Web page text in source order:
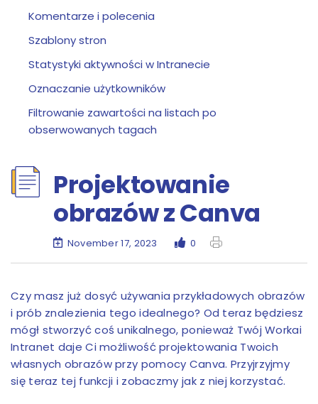
Komentarze i polecenia
Szablony stron
Statystyki aktywności w Intranecie
Oznaczanie użytkowników
Filtrowanie zawartości na listach po
obserwowanych tagach
Projektowanie
obrazów z Canva
November 17, 2023 0
Czy masz już dosyć używania przykładowych obrazów
i prób znalezienia tego idealnego? Od teraz będziesz
mógł stworzyć coś unikalnego, ponieważ Twój Workai
Intranet daje Ci możliwość projektowania Twoich
własnych obrazów przy pomocy Canva. Przyjrzyjmy
się teraz tej funkcji i zobaczmy jak z niej korzystać.